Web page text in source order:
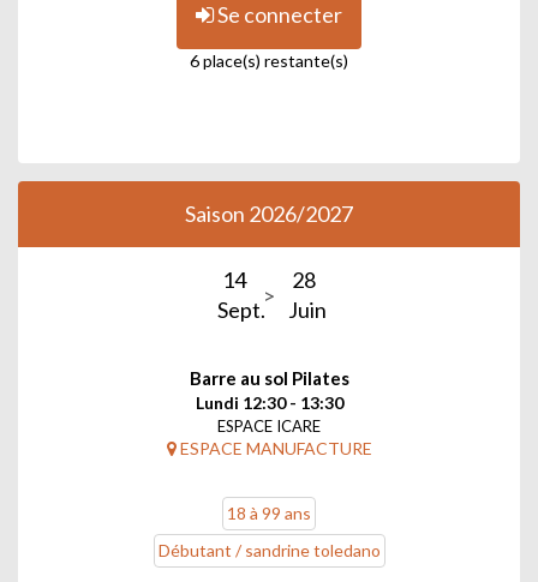
Se connecter
6 place(s) restante(s)
Saison 2026/2027
14
Sept.
28
Juin
Barre au sol Pilates
Lundi 12:30 - 13:30
ESPACE ICARE
ESPACE MANUFACTURE
18 à 99 ans
Débutant / sandrine toledano